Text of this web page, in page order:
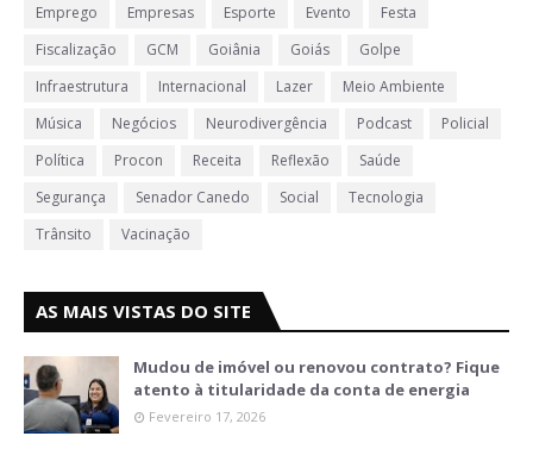
Emprego
Empresas Esporte Evento
Festa
Fiscalização
GCM Goiânia Goiás
Golpe
Infraestrutura
Internacional Lazer
Meio Ambiente
Música
Negócios Neurodivergência Podcast
Policial
Política
Procon Receita Reflexão
Saúde
Segurança
Senador Canedo Social
Tecnologia
Trânsito
Vacinação
AS MAIS VISTAS DO SITE
Mudou de imóvel ou renovou contrato? Fique
atento à titularidade da conta de energia
Fevereiro 17, 2026